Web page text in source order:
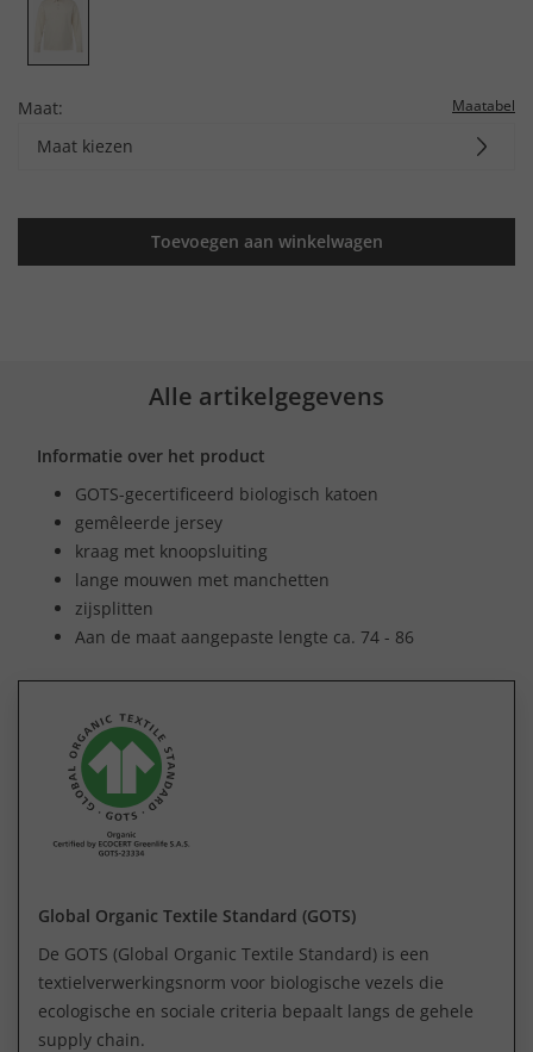
Maat: Maatabel
Maat kiezen
Toevoegen aan winkelwagen
Alle artikelgegevens
Informatie over het product
GOTS-gecertificeerd biologisch katoen
gemêleerde jersey
kraag met knoopsluiting
lange mouwen met manchetten
zijsplitten
Aan de maat aangepaste lengte ca. 74 - 86
Global Organic Textile Standard (GOTS)
De GOTS (Global Organic Textile Standard) is een
textielverwerkingsnorm voor biologische vezels die
ecologische en sociale criteria bepaalt langs de gehele
supply chain.